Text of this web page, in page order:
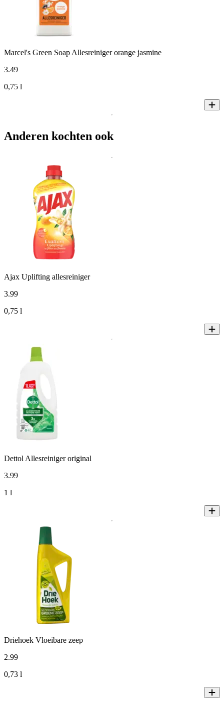
Marcel's Green Soap Allesreiniger orange jasmine
3.49
0,75 l
Anderen kochten ook
Ajax Uplifting allesreiniger
3.99
0,75 l
Dettol Allesreiniger original
3.99
1 l
Driehoek Vloeibare zeep
2.99
0,73 l